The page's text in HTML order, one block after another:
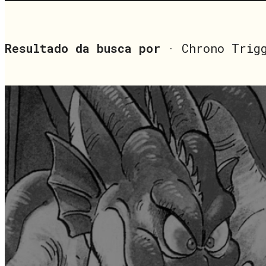
Resultado da busca por · Chrono